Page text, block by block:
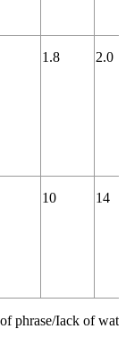
1.8 2.0
10 14
Iack of